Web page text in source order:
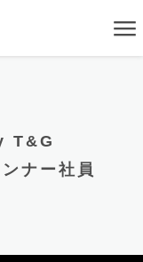
T&G
ナー社員